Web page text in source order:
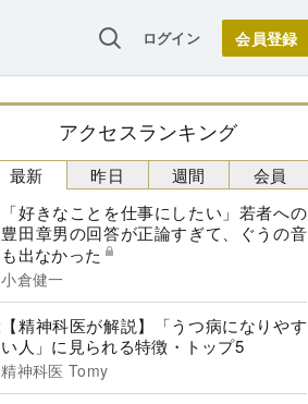
ログイン
アクセスランキング
最新
「好きなことを仕事にしたい」若者への
豊田章男の回答が正論すぎて、ぐうの音
も出なかった
小倉健一
【精神科医が解説】「うつ病になりやす
い人」に見られる特徴・トップ5
精神科医 Tomy
昨日 週間 会員